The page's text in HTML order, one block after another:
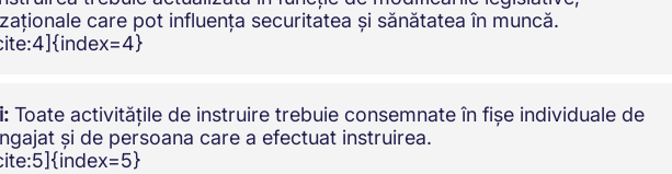
care pot influența securitatea și sănătatea în muncă.
Toate activitățile de instruire trebuie consemnate în fișe individuale de
și de persoana care a efectuat instruirea.